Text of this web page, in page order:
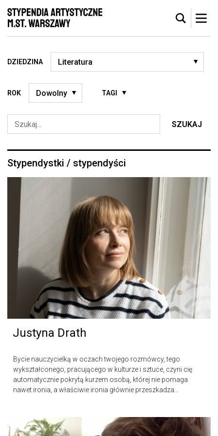
DZIEDZINA
ROK TAGI
SZUKAJ
Stypendystki / stypendyści
Justyna Drath
Bycie nauczycielką w oczach twojego rozmówcy, tego
wykształconego, pracującego w kulturze i sztuce, czyni cię
automatycznie pokrytą kurzem osobą, której nie pomaga
nawet ironia, a właściwie ironia głównie przeszkadza...